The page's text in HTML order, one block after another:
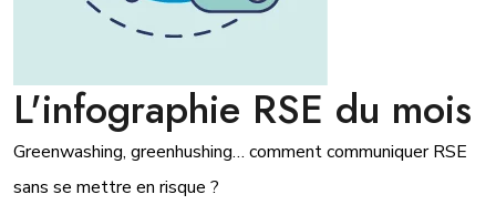
L'infographie RSE du mois
Greenwashing, greenhushing… comment communiquer RSE
sans se mettre en risque ?